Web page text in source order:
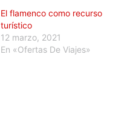
El flamenco como recurso
turístico
12 marzo, 2021
En «Ofertas De Viajes»